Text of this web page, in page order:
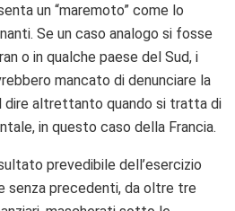
un “maremoto” come lo
Se un caso analogo si fosse
o in qualche paese del Sud, i
mancato di denunciare la
dire altrettanto quando si tratta di
in questo caso della Francia.
prevedibile dell’esercizio
senza precedenti, da oltre tre